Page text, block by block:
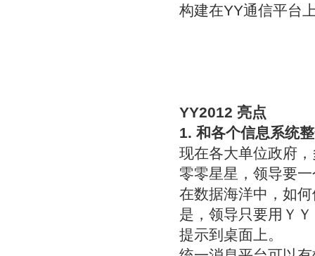
构建在YY通信平台
YY2012 亮点
1. 和各个信息系统
现在各大单位政府
零零星星，领导要
在数据海洋中，如
是，领导只要用Ｙ
提示到桌面上。